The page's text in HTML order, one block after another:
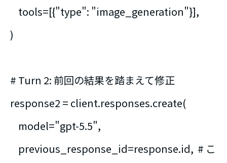
tools=[{"type": "image_generation"}],
)
# Turn 2: 前回の結果を踏まえて修正
response2 = client.responses.create(
model="gpt-5.5",
previous_response_id=response.id, # こ